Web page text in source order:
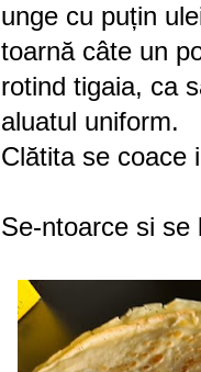
unge cu puțin
toarnă câte un
rotind tigaia, ca
aluatul uniform.
Clătita se coace
Se-ntoarce si se